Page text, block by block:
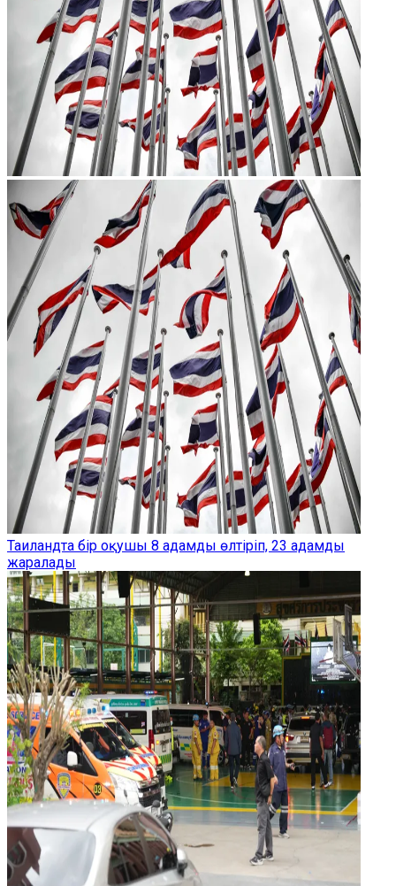
Таиландта бір оқушы 8 адамды өлтіріп, 23 адамды
жаралады